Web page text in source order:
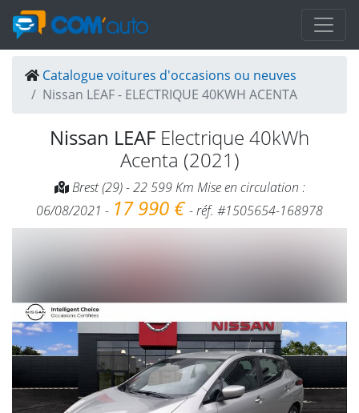
Catalogue voitures d'occasions ou neuves
Nissan LEAF - ELECTRIQUE 40KWH ACENTA
Nissan LEAF Electrique 40kWh
Acenta (2021)
Brest (29) - 22 599 Km Mise en circulation :
06/08/2021 - 17 990 €- réf. #1505654-168978